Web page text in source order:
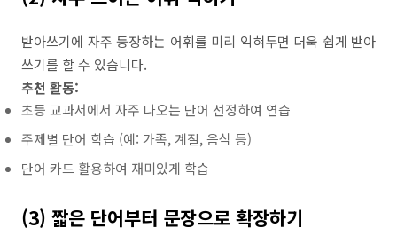
받아쓰기에 자주 등장하는 어휘를 미리 익혀두면 더욱 쉽게 받아
쓰기를 할 수 있습니다.
추천 활동:
초등 교과서에서 자주 나오는 단어 선정하여 연습
주제별 단어 학습 (예: 가족, 계절, 음식 등)
단어 카드 활용하여 재미있게 학습
(3) 짧은 단어부터 문장으로 확장하기